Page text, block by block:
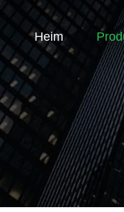
Heim